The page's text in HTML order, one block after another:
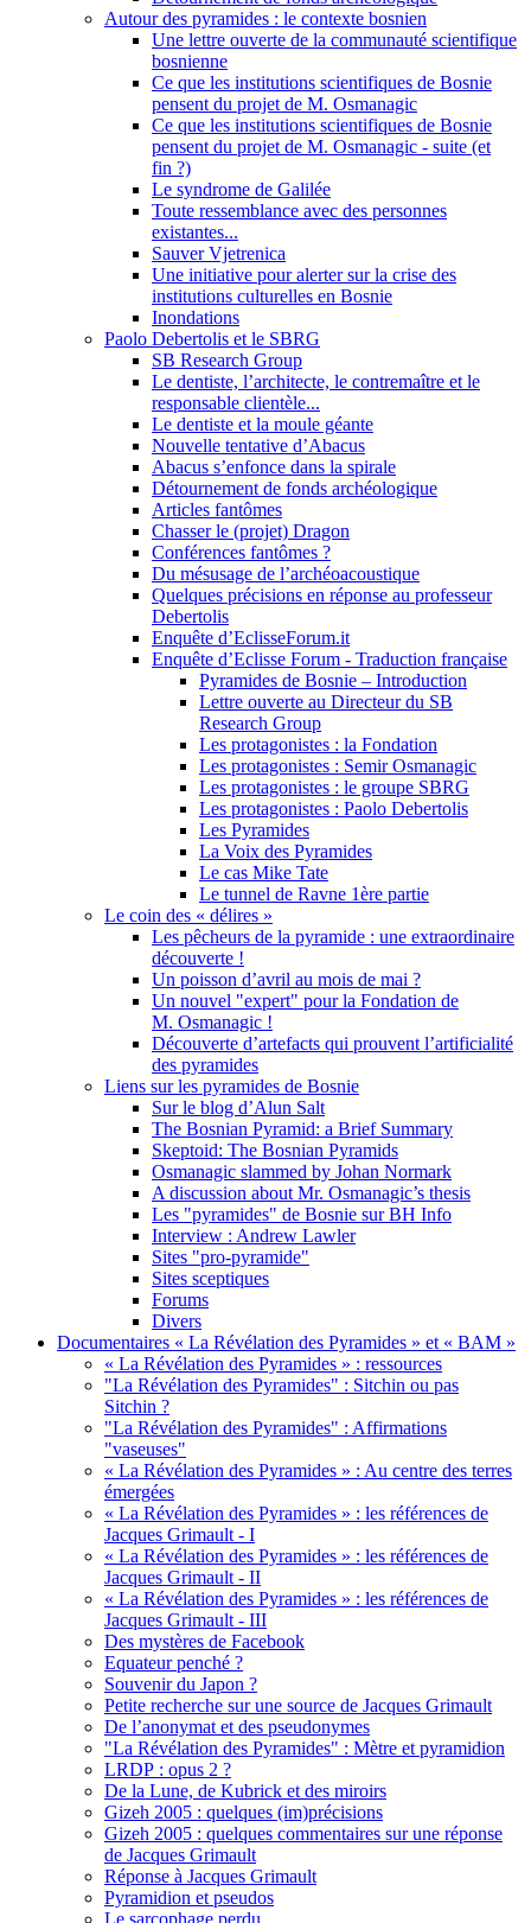
Autour des pyramides : le contexte bosnien
Une lettre ouverte de la communauté scientifique
bosnienne
Ce que les institutions scientifiques de Bosnie
pensent du projet de M. Osmanagic
Ce que les institutions scientifiques de Bosnie
pensent du projet de M. Osmanagic - suite (et
fin ?)
Le syndrome de Galilée
Toute ressemblance avec des personnes
existantes...
Sauver Vjetrenica
Une initiative pour alerter sur la crise des
institutions culturelles en Bosnie
Inondations
Paolo Debertolis et le SBRG
SB Research Group
Le dentiste, l’architecte, le contremaître et le
responsable clientèle...
Le dentiste et la moule géante
Nouvelle tentative d’Abacus
Abacus s’enfonce dans la spirale
Détournement de fonds archéologique
Articles fantômes
Chasser le (projet) Dragon
Conférences fantômes ?
Du mésusage de l’archéoacoustique
Quelques précisions en réponse au professeur
Debertolis
Enquête d’EclisseForum.it
Enquête d’Eclisse Forum - Traduction française
Pyramides de Bosnie – Introduction
Lettre ouverte au Directeur du SB
Research Group
Les protagonistes : la Fondation
Les protagonistes : Semir Osmanagic
Les protagonistes : le groupe SBRG
Les protagonistes : Paolo Debertolis
Les Pyramides
La Voix des Pyramides
Le cas Mike Tate
Le tunnel de Ravne 1ère partie
Le coin des « délires »
Les pêcheurs de la pyramide : une extraordinaire
découverte !
Un poisson d’avril au mois de mai ?
Un nouvel "expert" pour la Fondation de
M. Osmanagic !
Découverte d’artefacts qui prouvent l’artificialité
des pyramides
Liens sur les pyramides de Bosnie
Sur le blog d’Alun Salt
The Bosnian Pyramid: a Brief Summary
Skeptoid: The Bosnian Pyramids
Osmanagic slammed by Johan Normark
A discussion about Mr. Osmanagic’s thesis
Les "pyramides" de Bosnie sur BH Info
Interview : Andrew Lawler
Sites "pro-pyramide"
Sites sceptiques
Forums
Divers
Documentaires « La Révélation des Pyramides » et « BAM »
« La Révélation des Pyramides » : ressources
"La Révélation des Pyramides" : Sitchin ou pas
Sitchin ?
"La Révélation des Pyramides" : Affirmations
"vaseuses"
« La Révélation des Pyramides » : Au centre des terres
émergées
« La Révélation des Pyramides » : les références de
Jacques Grimault - I
« La Révélation des Pyramides » : les références de
Jacques Grimault - II
« La Révélation des Pyramides » : les références de
Jacques Grimault - III
Des mystères de Facebook
Equateur penché ?
Souvenir du Japon ?
Petite recherche sur une source de Jacques Grimault
De l’anonymat et des pseudonymes
"La Révélation des Pyramides" : Mètre et pyramidion
LRDP : opus 2 ?
De la Lune, de Kubrick et des miroirs
Gizeh 2005 : quelques (im)précisions
Gizeh 2005 : quelques commentaires sur une réponse
de Jacques Grimault
Réponse à Jacques Grimault
Pyramidion et pseudos
Le sarcophage perdu